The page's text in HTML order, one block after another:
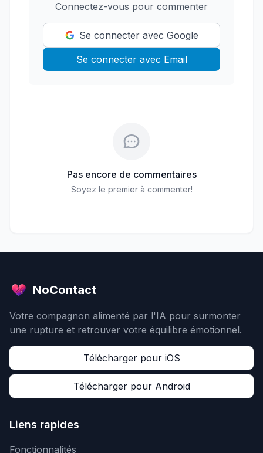
Connectez-vous pour commenter
Se connecter avec Google
Se connecter avec Email
Pas encore de commentaires
Soyez le premier à commenter!
NoContact
Votre compagnon alimenté par l'IA pour surmonter
une rupture et retrouver votre équilibre émotionnel.
Télécharger pour iOS
Télécharger pour Android
Liens rapides
Fonctionnalités